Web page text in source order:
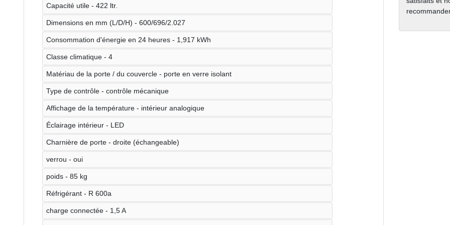
Capacité utile - 422 ltr.
Dimensions en mm (L/D/H) - 600/696/2.027
Consommation d'énergie en 24 heures - 1,917 kWh
Classe climatique - 4
Matériau de la porte / du couvercle - porte en verre isolant
Type de contrôle - contrôle mécanique
Affichage de la température - intérieur analogique
Éclairage intérieur - LED
Charnière de porte - droite (échangeable)
verrou - oui
poids - 85 kg
Réfrigérant - R 600a
charge connectée - 1,5 A